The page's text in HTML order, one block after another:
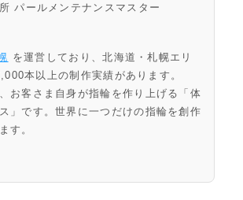
パールメンテナンスマスター
を運営しており、北海道・札幌エリ
本以上の制作実績があります。
お客さま自身が指輪を作り上げる「体
」です。世界に一つだけの指輪を創作
す。